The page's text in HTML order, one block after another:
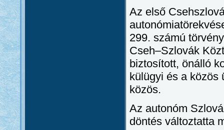
Az első
299. számú
Cseh–Szlovák
biztosított, önálló
külügyi és a közös
közös.
Az autonóm
döntés változtatta